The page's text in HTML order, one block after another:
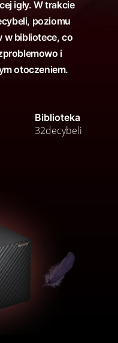
igły. W trakcie
poziomu
w bibliotece, co
i
otoczeniem.
Biblioteka
32decybeli